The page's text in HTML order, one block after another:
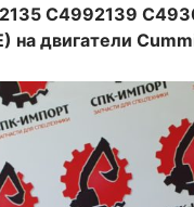
C4992139
на двигатели